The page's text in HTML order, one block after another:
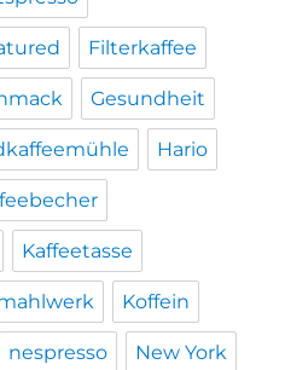
Filterkaffee
Gesundheit
Hario
Kaffeetasse
Koffein
nespresso New York